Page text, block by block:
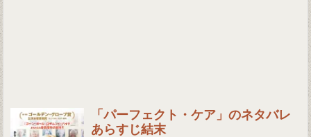
「パーフェクト・ケア」のネタバレ
あらすじ結末